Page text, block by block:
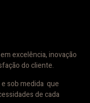
excelência, inovação
do cliente.
sob medida que
de cada